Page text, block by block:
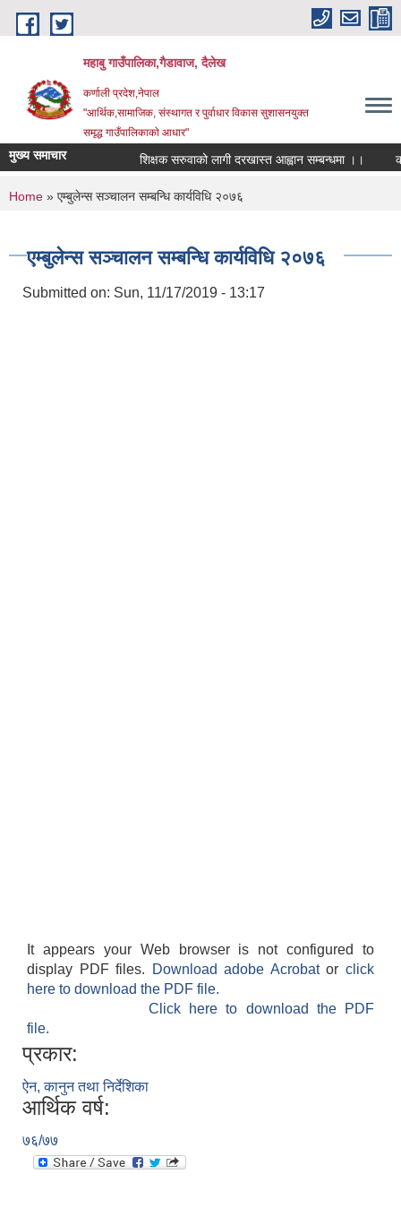
Skip to main content
महाबु गाउँपालिका,गैडावाज, दैलेख
कर्णाली प्रदेश,नेपाल
"आर्थिक,सामाजिक, संस्थागत र पुर्वाधार विकास सुशासनयुक्त
समृद्ध गाउँपालिकाकाे आधार"
मुख्य समाचार शिक्षक सरुवाको लागी दरखास्त आह्वान सम्बन्धमा ।।
You are here
Home » एम्बुलेन्स सञ्चालन सम्बन्धि कार्यविधि २०७६
एम्बुलेन्स सञ्चालन सम्बन्धि कार्यविधि २०७६
Submitted on: Sun, 11/17/2019 - 13:17
It appears your Web browser is not configured to
display PDF files.
Download adobe Acrobatorclick
here to download the PDF file.
Click here to download the PDF
file.
प्रकार:
ऐन, कानुन तथा निर्देशिका
आर्थिक वर्ष:
७६/७७